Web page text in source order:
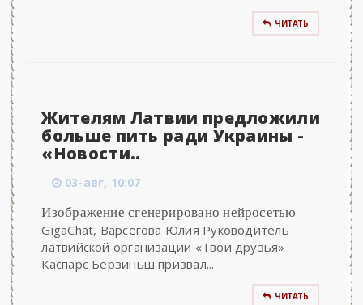
ЧИТАТЬ
Жителям Латвии предложили
больше пить ради Украины -
«Новости..
03-авг, 10:07
Изображение сгенерировано нейросетью
GigaChat, Варсегова Юлия Руководитель
латвийской организации «Твои друзья»
Каспарс Берзиньш призвал...
ЧИТАТЬ